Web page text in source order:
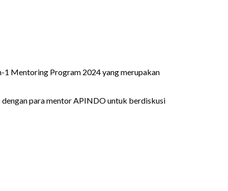
Mentoring Program 2024 yang merupakan
para mentor APINDO untuk berdiskusi